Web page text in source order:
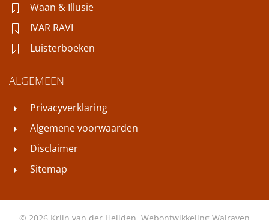
Waan & Illusie
IVAR RAVI
Luisterboeken
ALGEMEEN
Privacyverklaring
Algemene voorwaarden
Disclaimer
Sitemap